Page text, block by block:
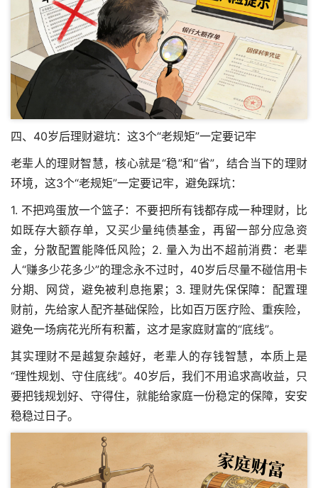
四、40岁后理财避坑：这3个“老规矩”一定要记牢
老辈人的理财智慧，核心就是“稳”和“省”，结合当下的理财
环境，这3个“老规矩”一定要记牢，避免踩坑：
1. 不把鸡蛋放一个篮子：不要把所有钱都存成一种理财，比
如既存大额存单，又买少量纯债基金，再留一部分应急资
金，分散配置能降低风险；2. 量入为出不超前消费：老辈
人“赚多少花多少”的理念永不过时，40岁后尽量不碰信用卡
分期、网贷，避免被利息拖累；3. 理财先保保障：配置理
财前，先给家人配齐基础保险，比如百万医疗险、重疾险，
避免一场病花光所有积蓄，这才是家庭财富的“底线”。
其实理财不是越复杂越好，老辈人的存钱智慧，本质上是
“理性规划、守住底线”。40岁后，我们不用追求高收益，只
要把钱规划好、守得住，就能给家庭一份稳定的保障，安安
稳稳过日子。